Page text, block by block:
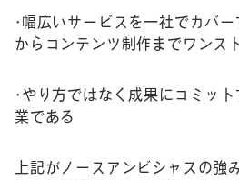
•幅広いサービスを一社でカバ
からコンテンツ制作までワンス
•やり方ではなく成果にコミッ
業である
上記がノースアンビシャスの強